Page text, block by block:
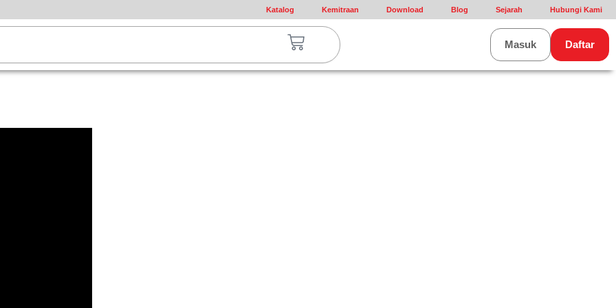
Katalog Kemitraan Download Blog Sejarah Hubungi Kami
Cart Daftar
Masuk